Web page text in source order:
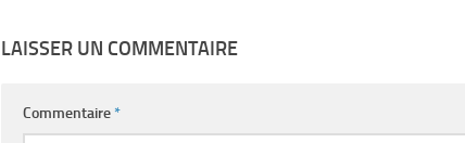
LAISSER UN COMMENTAIRE
Commentaire*